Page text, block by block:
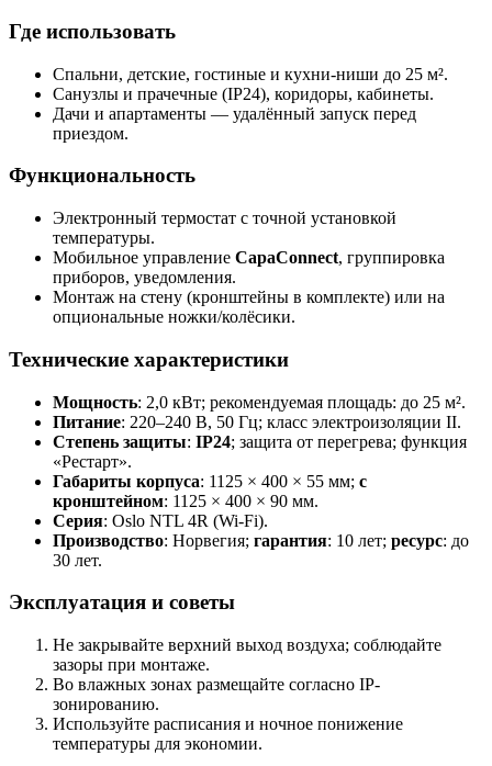
Где использовать
Спальни, детские, гостиные и кухни-ниши до 25 м².
Санузлы и прачечные (IP24), коридоры, кабинеты.
Дачи и апартаменты — удалённый запуск перед
приездом.
Функциональность
Электронный термостат с точной установкой
температуры.
Мобильное управление CapaConnect, группировка
приборов, уведомления.
Монтаж на стену (кронштейны в комплекте) или на
опциональные ножки/колёсики.
Технические характеристики
Мощность: 2,0 кВт; рекомендуемая площадь: до 25 м².
Питание: 220–240 В, 50 Гц; класс электроизоляции II.
Степень защиты: IP24; защита от перегрева; функция
«Рестарт».
Габариты корпуса: 1125 × 400 × 55 мм; с
кронштейном: 1125 × 400 × 90 мм.
Серия: Oslo NTL 4R (Wi-Fi).
Производство: Норвегия; гарантия: 10 лет; ресурс: до
30 лет.
Эксплуатация и советы
Не закрывайте верхний выход воздуха; соблюдайте
зазоры при монтаже.
Во влажных зонах размещайте согласно IP-
зонированию.
Используйте расписания и ночное понижение
температуры для экономии.